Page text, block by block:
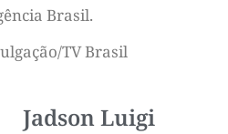
Brasil.
TV Brasil
Jadson Luigi